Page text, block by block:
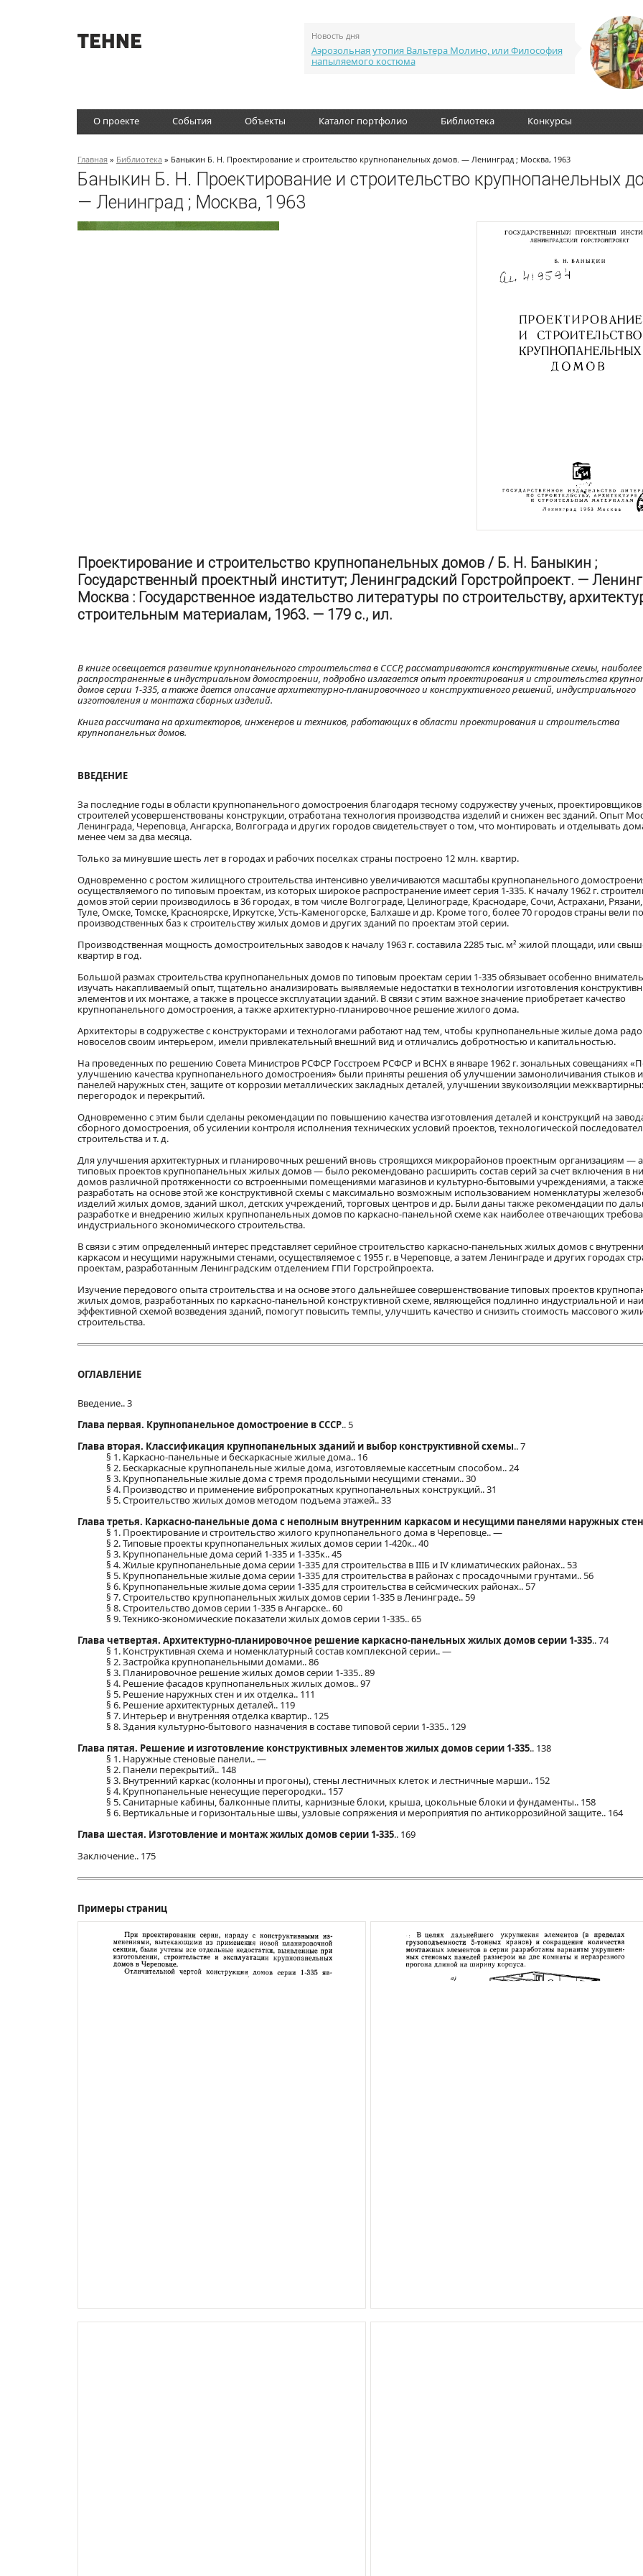
Новость дня
Аэрозольная утопия Вальтера Молино, или Философия
напыляемого костюма
О проекте События Объекты Каталог портфолио Библиотека Конкурсы
Главная » Библиотека » Баныкин Б. Н. Проектирование и строительство крупнопанельных домов. — Ленинград ; Москва, 1963
Баныкин Б. Н. Проектирование и строительство крупнопанельных
— Ленинград ; Москва, 1963
Проектирование и строительство крупнопанельных домов / Б. Н. Баныкин ;
Государственный проектный институт; Ленинградский Горстройпроект. —
Москва : Государственное издательство литературы по строительству,
строительным материалам, 1963. — 179 с., ил.
В книге освещается развитие крупнопанельного строительства в СССР, рассматриваются конструктивные схемы, наиболее
распространенные в индустриальном домостроении, подробно излагается опыт проектирования и строительства
домов серии 1-335, а также дается описание архитектурно-планировочного и конструктивного решений, индустриального
изготовления и монтажа сборных изделий.
Книга рассчитана на архитекторов, инженеров и техников, работающих в области проектирования и строительства
крупнопанельных домов.
ВВЕДЕНИЕ
За последние годы в области крупнопанельного домостроения благодаря тесному содружеству ученых,
строителей усовершенствованы конструкции, отработана технология производства изделий и снижен вес зданий. Опыт
Ленинграда, Череповца, Ангарска, Волгограда и других городов свидетельствует о том, что монтировать и отделывать
менее чем за два месяца.
Только за минувшие шесть лет в городах и рабочих поселках страны построено 12 млн. квартир.
Одновременно с ростом жилищного строительства интенсивно увеличиваются масштабы крупнопанельного
осуществляемого по типовым проектам, из которых широкое распространение имеет серия 1-335. К началу 1962 г.
домов этой серии производилось в 36 городах, в том числе Волгограде, Целинограде, Краснодаре, Сочи, Астрахани,
Туле, Омске, Томске, Красноярске, Иркутске, Усть-Каменогорске, Балхаше и др. Кроме того, более 70 городов страны вели
производственных баз к строительству жилых домов и других зданий по проектам этой серии.
Производственная мощность домостроительных заводов к началу 1963 г. составила 2285 тыс. м² жилой площади, или
квартир в год.
Большой размах строительства крупнопанельных домов по типовым проектам серии 1-335 обязывает особенно
изучать накапливаемый опыт, тщательно анализировать выявляемые недостатки в технологии изготовления
элементов и их монтаже, а также в процессе эксплуатации зданий. В связи с этим важное значение приобретает качество
крупнопанельного домостроения, а также архитектурно-планировочное решение жилого дома.
Архитекторы в содружестве с конструкторами и технологами работают над тем, чтобы крупнопанельные жилые дома
новоселов своим интерьером, имели привлекательный внешний вид и отличались добротностью и капитальностью.
На проведенных по решению Совета Министров РСФСР Госстроем РСФСР и ВСНХ в январе 1962 г. зональных совещаниях
улучшению качества крупнопанельного домостроения» были приняты решения об улучшении замоноличивания стыков
панелей наружных стен, защите от коррозии металлических закладных деталей, улучшении звукоизоляции
перегородок и перекрытий.
Одновременно с этим были сделаны рекомендации по повышению качества изготовления деталей и конструкций на
сборного домостроения, об усилении контроля исполнения технических условий проектов, технологической
строительства и т. д.
Для улучшения архитектурных и планировочных решений вновь строящихся микрорайонов проектным организациям —
типовых проектов крупнопанельных жилых домов — было рекомендовано расширить состав серий за счет включения в
домов различной протяженности со встроенными помещениями магазинов и культурно-бытовыми учреждениями, а также
разработать на основе этой же конструктивной схемы с максимально возможным использованием номенклатуры
изделий жилых домов, зданий школ, детских учреждений, торговых центров и др. Были даны также рекомендации по
разработке и внедрению жилых крупнопанельных домов по каркасно-панельной схеме как наиболее отвечающих
индустриального экономического строительства.
В связи с этим определенный интерес представляет серийное строительство каркасно-панельных жилых домов с
каркасом и несущими наружными стенами, осуществляемое с 1955 г. в Череповце, а затем Ленинграде и других городах
проектам, разработанным Ленинградским отделением ГПИ Горстройпроекта.
Изучение передового опыта строительства и на основе этого дальнейшее совершенствование типовых проектов
жилых домов, разработанных по каркасно-панельной конструктивной схеме, являющейся подлинно индустриальной и
эффективной схемой возведения зданий, помогут повысить темпы, улучшить качество и снизить стоимость массового
строительства.
ОГЛАВЛЕНИЕ
Введение.. 3
Глава первая. Крупнопанельное домостроение в СССР.. 5
Глава вторая. Классификация крупнопанельных зданий и выбор конструктивной схемы.. 7
§ 1. Каркасно-панельные и бескаркасные жилые дома.. 16
§ 2. Бескаркасные крупнопанельные жилые дома, изготовляемые кассетным способом.. 24
§ 3. Крупнопанельные жилые дома с тремя продольными несущими стенами.. 30
§ 4. Производство и применение вибропрокатных крупнопанельных конструкций.. 31
§ 5. Строительство жилых домов методом подъема этажей.. 33
Глава третья. Каркасно-панельные дома с неполным внутренним каркасом и несущими панелями наружных стен
§ 1. Проектирование и строительство жилого крупнопанельного дома в Череповце.. —
§ 2. Типовые проекты крупнопанельных жилых домов серии 1-420к.. 40
§ 3. Крупнопанельные дома серий 1-335 и 1-335к.. 45
§ 4. Жилые крупнопанельные дома серии 1-335 для строительства в IIIБ и IV климатических районах.. 53
§ 5. Крупнопанельные жилые дома серии 1-335 для строительства в районах с просадочными грунтами.. 56
§ 6. Крупнопанельные жилые дома серии 1-335 для строительства в сейсмических районах.. 57
§ 7. Строительство крупнопанельных жилых домов серии 1-335 в Ленинграде.. 59
§ 8. Строительство домов серии 1-335 в Ангарске.. 60
§ 9. Технико-экономические показатели жилых домов серии 1-335.. 65
Глава четвертая. Архитектурно-планировочное решение каркасно-панельных жилых домов серии 1-335.. 74
§ 1. Конструктивная схема и номенклатурный состав комплексной серии.. —
§ 2. Застройка крупнопанельными домами.. 86
§ 3. Планировочное решение жилых домов серии 1-335.. 89
§ 4. Решение фасадов крупнопанельных жилых домов.. 97
§ 5. Решение наружных стен и их отделка.. 111
§ 6. Решение архитектурных деталей.. 119
§ 7. Интерьер и внутренняя отделка квартир.. 125
§ 8. Здания культурно-бытового назначения в составе типовой серии 1-335.. 129
Глава пятая. Решение и изготовление конструктивных элементов жилых домов серии 1-335.. 138
§ 1. Наружные стеновые панели.. —
§ 2. Панели перекрытий.. 148
§ 3. Внутренний каркас (колонны и прогоны), стены лестничных клеток и лестничные марши.. 152
§ 4. Крупнопанельные ненесущие перегородки.. 157
§ 5. Санитарные кабины, балконные плиты, карнизные блоки, крыша, цокольные блоки и фундаменты.. 158
§ 6. Вертикальные и горизонтальные швы, узловые сопряжения и мероприятия по антикоррозийной защите.. 164
Глава шестая. Изготовление и монтаж жилых домов серии 1-335.. 169
Заключение.. 175
Примеры страниц